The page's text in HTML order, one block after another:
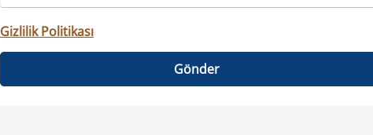
Gizlilik Politikası
Gönder